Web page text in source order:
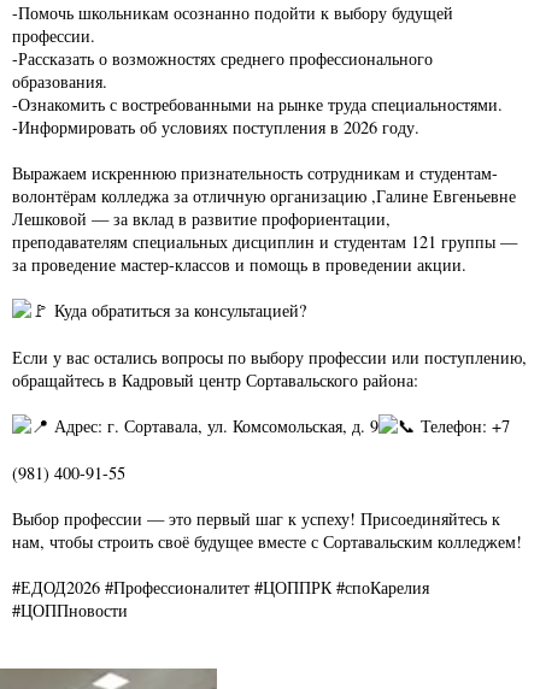
-Помочь школьникам осознанно подойти к выбору будущей
профессии.
-Рассказать о возможностях среднего профессионального
образования.
-Ознакомить с востребованными на рынке труда специальностями.
-Информировать об условиях поступления в 2026 году.
Выражаем искреннюю признательность сотрудникам и студентам-
волонтёрам колледжа за отличную организацию ,Галине Евгеньевне
Лешковой — за вклад в развитие профориентации,
преподавателям специальных дисциплин и студентам 121 группы —
за проведение мастер-классов и помощь в проведении акции.
Куда обратиться за консультацией?
Если у вас остались вопросы по выбору профессии или поступлению,
обращайтесь в Кадровый центр Сортавальского района:
Адрес: г. Сортавала, ул. Комсомольская, д. 9
Телефон: +7
(981) 400-91-55
Выбор профессии — это первый шаг к успеху! Присоединяйтесь к
нам, чтобы строить своё будущее вместе с Сортавальским колледжем!
#ЕДОД2026 #Профессионалитет #ЦОППРК #споКарелия
#ЦОППновости